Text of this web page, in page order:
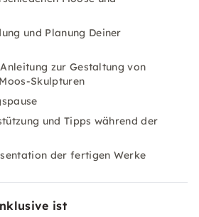
und Planung Deiner
zur Gestaltung von
Skulpturen
und Tipps während der
der fertigen Werke
ist